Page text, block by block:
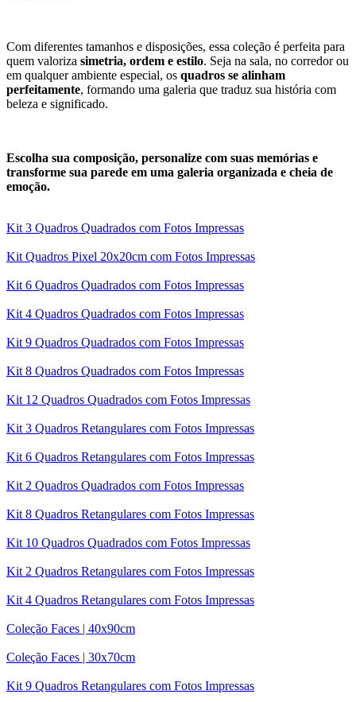
Com diferentes tamanhos e disposições, essa coleção é perfeita para
quem valoriza simetria, ordem e estilo. Seja na sala, no corredor ou
em qualquer ambiente especial, os quadros se alinham
perfeitamente, formando uma galeria que traduz sua história com
beleza e significado.
Escolha sua composição, personalize com suas memórias e
transforme sua parede em uma galeria organizada e cheia de
emoção.
Kit 3 Quadros Quadrados com Fotos Impressas
Kit Quadros Pixel 20x20cm com Fotos Impressas
Kit 6 Quadros Quadrados com Fotos Impressas
Kit 4 Quadros Quadrados com Fotos Impressas
Kit 9 Quadros Quadrados com Fotos Impressas
Kit 8 Quadros Quadrados com Fotos Impressas
Kit 12 Quadros Quadrados com Fotos Impressas
Kit 3 Quadros Retangulares com Fotos Impressas
Kit 6 Quadros Retangulares com Fotos Impressas
Kit 2 Quadros Quadrados com Fotos Impressas
Kit 8 Quadros Retangulares com Fotos Impressas
Kit 10 Quadros Quadrados com Fotos Impressas
Kit 2 Quadros Retangulares com Fotos Impressas
Kit 4 Quadros Retangulares com Fotos Impressas
Coleção Faces | 40x90cm
Coleção Faces | 30x70cm
Kit 9 Quadros Retangulares com Fotos Impressas